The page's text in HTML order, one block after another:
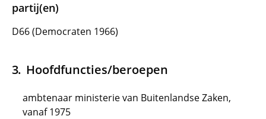
partij(en)
D66 (Democraten 1966)
Hoofdfuncties/beroepen
ambtenaar ministerie van Buitenlandse Zaken,
vanaf 1975